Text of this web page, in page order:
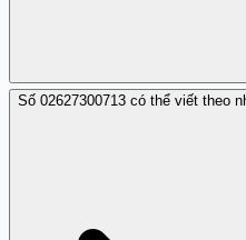
Nếu bạn đã cung cấp thông
Số 02627300713 có thể viết theo